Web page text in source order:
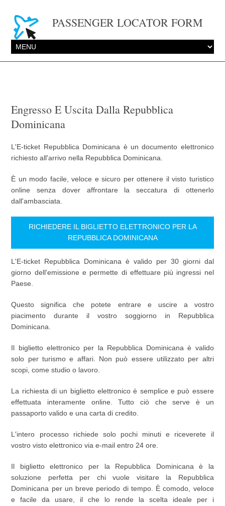
PASSENGER LOCATOR FORM
Engresso E Uscita Dalla Repubblica
Dominicana
L'E-ticket Repubblica Dominicana è un documento elettronico
richiesto all'arrivo nella Repubblica Dominicana.
È un modo facile, veloce e sicuro per ottenere il visto turistico
online senza dover affrontare la seccatura di ottenerlo
dall'ambasciata.
RICHIEDERE IL BIGLIETTO ELETTRONICO PER LA
REPUBBLICA DOMINICANA
L'E-ticket Repubblica Dominicana è valido per 30 giorni dal
giorno dell'emissione e permette di effettuare più ingressi nel
Paese.
Questo significa che potete entrare e uscire a vostro
piacimento durante il vostro soggiorno in Repubblica
Dominicana.
Il biglietto elettronico per la Repubblica Dominicana è valido
solo per turismo e affari. Non può essere utilizzato per altri
scopi, come studio o lavoro.
La richiesta di un biglietto elettronico è semplice e può essere
effettuata interamente online. Tutto ciò che serve è un
passaporto valido e una carta di credito.
L'intero processo richiede solo pochi minuti e riceverete il
vostro visto elettronico via e-mail entro 24 ore.
Il biglietto elettronico per la Repubblica Dominicana è la
soluzione perfetta per chi vuole visitare la Repubblica
Dominicana per un breve periodo di tempo. È comodo, veloce
e facile da usare, il che lo rende la scelta ideale per i